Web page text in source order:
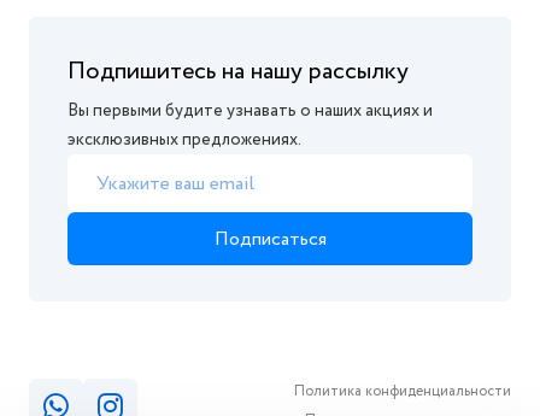
Подпишитесь на нашу рассылку
Вы первыми будите узнавать о наших акциях и
эксклюзивных предложениях.
Подписаться
Политика конфиденциальности